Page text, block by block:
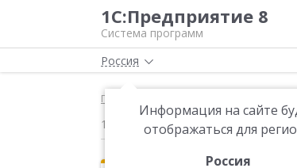
1С:Предприятие 8
Система программ
Россия
Информация на сайте
отображаться для
Россия
Главная Версия 2.0.12
10.03.2016